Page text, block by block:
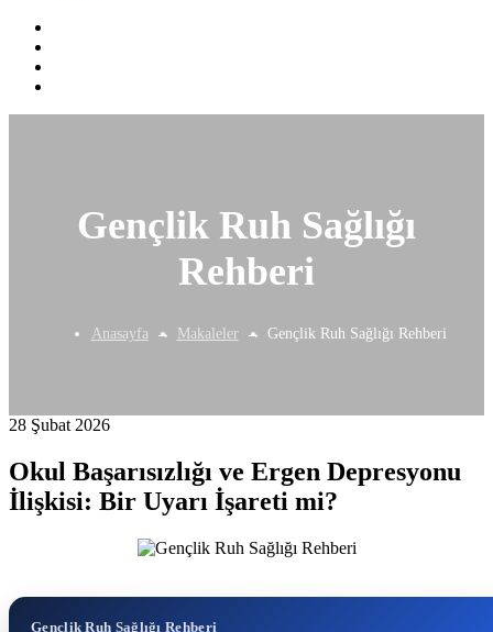
Gençlik Ruh Sağlığı
Rehberi
Anasayfa Makaleler Gençlik Ruh Sağlığı Rehberi
28 Şubat 2026
Okul Başarısızlığı ve Ergen Depresyonu
İlişkisi: Bir Uyarı İşareti mi?
Gençlik Ruh Sağlığı Rehberi